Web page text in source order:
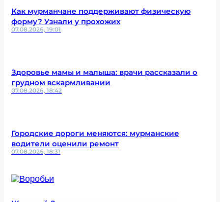
Как мурманчане поддерживают физическую
форму? Узнали у прохожих
07.08.2026, 19:01
Здоровье мамы и малыша: врачи рассказали о
грудном вскармливании
07.08.2026, 18:42
Городские дороги меняются: мурманские
водители оценили ремонт
07.08.2026, 18:31